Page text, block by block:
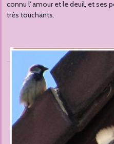
connu l' amour et le deuil, et ses
très touchants.